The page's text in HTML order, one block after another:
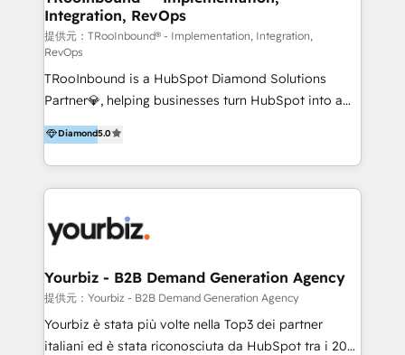
en bancos, seguros, e-commerce, Desarrolladores
Inmobiliarios y Empresas Distribuidoras de
Productos
Integration, RevOps
提供元：TRooInbound® - Implementation, Integration,
RevOps
TRooInbound is a HubSpot Diamond Solutions
Partner💎, helping businesses turn HubSpot into a
scalable growth engine. We work with startups, mid-
market, and enterprise teams to maximize
HubSpot’s full potential through: 💎HubSpot Audits,
Management & Optimization 💎RevOps-powered
Brand Development, Growth Strategy, AI SEO &
Integrations 💎Go-To-Market (GTM) Strategies &
Account-Based Marketing 💎CMS Development &
Conversion-Focused Websites With a 5.0⭐average
rating and 140+ verified client reviews on the
Diamond5.0
Yourbiz - B2B Demand Generation Agency
提供元：Yourbiz - B2B Demand Generation Agency
Yourbiz è stata più volte nella Top3 dei partner
italiani ed è stata riconosciuta da HubSpot tra i 20